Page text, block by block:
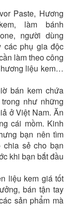
Paste, Hương
làm bánh
người dùng
các phụ gia độc
làm theo công
liệu kem…
bán kem chứa
như những
ở Việt Nam. Ăn
cái mồm. Kinh
bạn nên tìm
sẻ cho bạn
khi bạn bắt đầu
liệu kem giá tốt
bán tận tay
sản phẩm mà